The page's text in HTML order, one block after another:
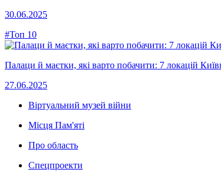
30.06.2025
#Топ 10
Палаци й маєтки, які варто побачити: 7 локацій
27.06.2025
Віртуальний музей війни
Місця Пам'яті
Про область
Спецпроекти